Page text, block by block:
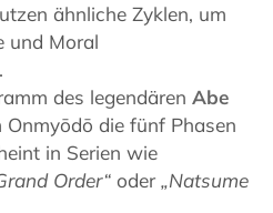
ähnliche Zyklen, um
und Moral
des legendären Abe
Onmyōdō die fünf Phasen
in Serien wie
Order“ oder „Natsume